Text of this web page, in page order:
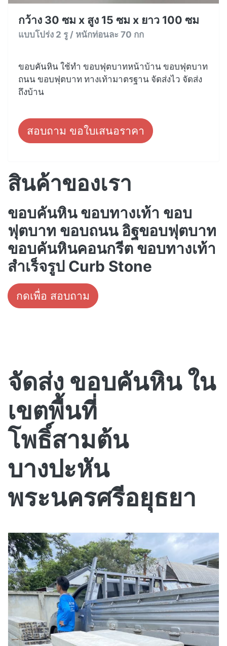
กว้าง 30 ซม x สูง 15 ซม x ยาว 100 ซม
แบบโปร่ง 2 รู / หนักท่อนละ 70 กก
ขอบคันหิน ใช้ทำ ขอบฟุตบาทหน้าบ้าน ขอบฟุตบาท
ถนน ขอบฟุตบาท ทางเท้ามาตรฐาน จัดส่งไว จัดส่ง
ถึงบ้าน
สอบถาม ขอใบเสนอราคา
สินค้าของเรา
ขอบคันหิน ขอบทางเท้า ขอบ
ฟุตบาท ขอบถนน อิฐขอบฟุตบาท
ขอบคันหินคอนกรีต ขอบทางเท้า
สำเร็จรูป Curb Stone
กดเพื่อ สอบถาม
จัดส่ง ขอบคันหิน ใน
เขตพื้นที่
โพธิ์สามต้น
บางปะหัน
พระนครศรีอยุธยา